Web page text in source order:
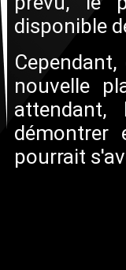
disponible
nouvelle
démontrer
pourrait